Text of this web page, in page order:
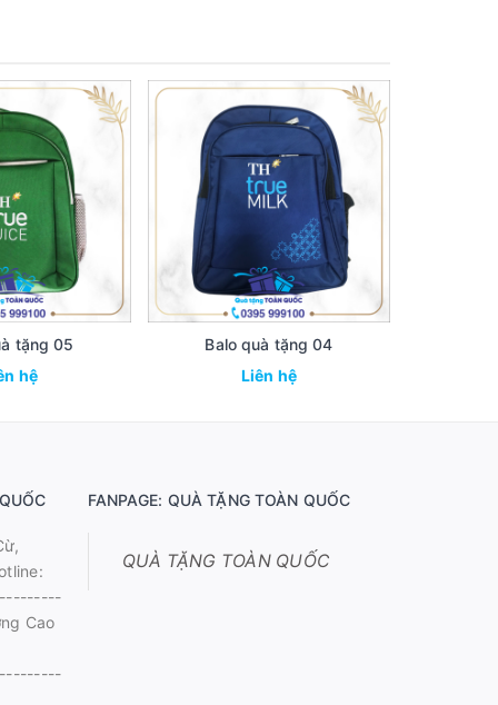
tặng 05
hệ
Balo quà tặng 04
Liên hệ
Cao
FANPAGE: QUÀ TẶNG TOÀN QUỐC
QUÀ TẶNG TOÀN QUỐC